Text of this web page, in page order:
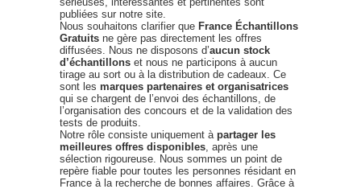
publiées sur notre site.
Nous souhaitons clarifier que France Échantillons
Gratuits ne gère pas directement les offres
diffusées. Nous ne disposons d’aucun stock
d’échantillons et nous ne participons à aucun
tirage au sort ou à la distribution de cadeaux. Ce
sont les marques partenaires et organisatrices
qui se chargent de l’envoi des échantillons, de
l’organisation des concours et de la validation des
tests de produits.
Notre rôle consiste uniquement à partager les
meilleures offres disponibles , après une
sélection rigoureuse. Nous sommes un point de
repère fiable pour toutes les personnes résidant en
France à la recherche de bonnes affaires. Grâce à